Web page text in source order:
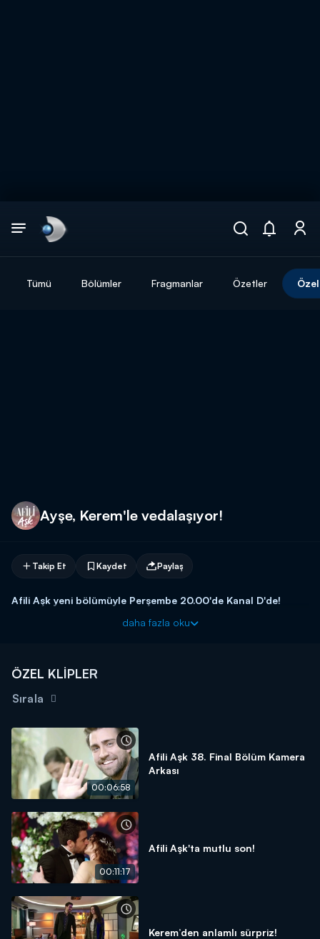
Tümü Bölümler Fragmanlar Özetler
Ayşe, Kerem'le vedalaşıyor!
Takip Et Kaydet Paylaş
Afili Aşk yeni bölümüyle Perşembe 20.00'de Kanal D'de!
daha fazla oku
ÖZEL KLİPLER
Sırala
00:06:58
Afili Aşk 38. Final Bölüm Kamera
Arkası
00:11:17
Afili Aşk'ta mutlu son!
Kerem’den anlamlı sürpriz!